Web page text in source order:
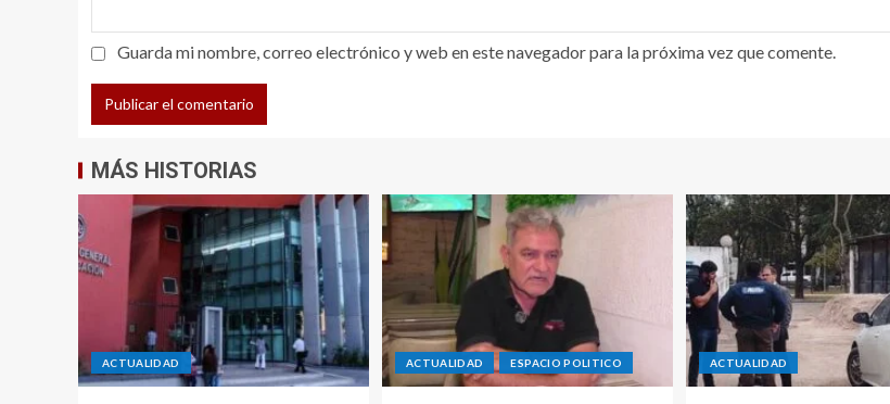
Guarda mi nombre, correo electrónico y web en este navegador para la próxima vez que comente.
MÁS HISTORIAS
ACTUALIDAD ACTUALIDAD ESPACIO POLITICO ACTUALIDAD